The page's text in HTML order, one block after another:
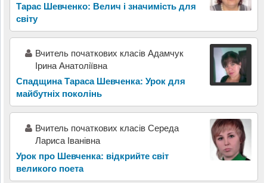
Тарас Шевченко: Велич і значимість для
світу
Вчитель початкових класів Адамчук
Ірина Анатоліївна
Спадщина Тараса Шевченка: Урок для
майбутніх поколінь
Вчитель початкових класів Середа
Лариса Іванівна
Урок про Шевченка: відкрийте світ
великого поета